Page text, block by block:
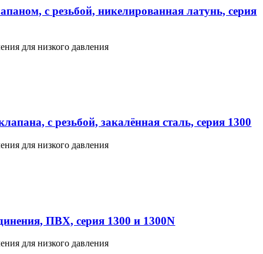
с резьбой, никелированная латунь, серия
для низкого давления
с резьбой, закалённая сталь, серия 1300
для низкого давления
ПВХ, серия 1300 и 1300N
для низкого давления